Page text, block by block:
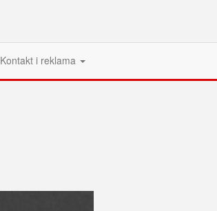
Kontakt i reklama